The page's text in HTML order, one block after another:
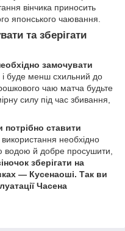
вінчика приносить
японського чаювання.
та зберігати
замочувати
і буде менш схильний до
чаю матча будьте
силу під час збивання,
потрібно ставити
використання необхідно
водою й добре просушити,
зберігати на
— Кусенаоші. Так ви
Часена